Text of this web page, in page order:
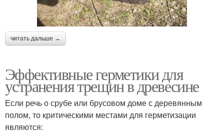
читать дальше →
Эффективные герметики для
устранения трещин в древесине
Если речь о срубе или брусовом доме с деревянным
полом, то критическими местами для герметизации
являются: